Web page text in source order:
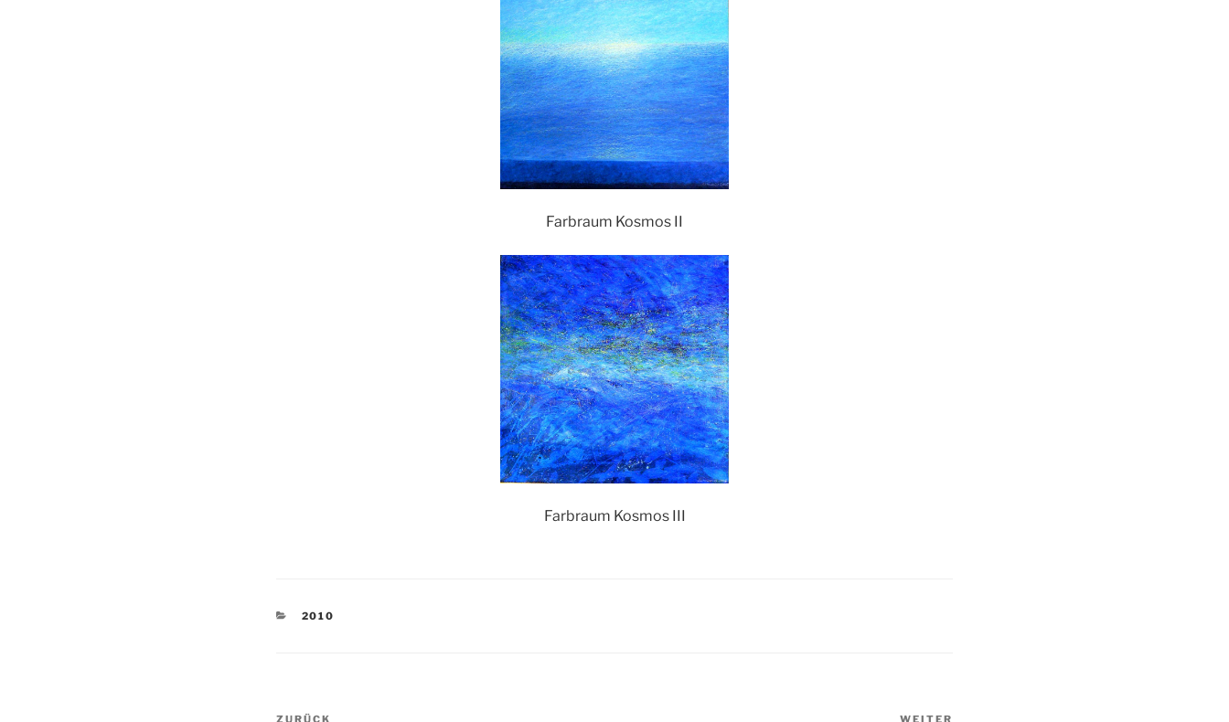
Farbraum Kosmos II
Farbraum Kosmos III
KATEGORIEN
2010
Beitragsnavigation
ZURÜCK WEITER